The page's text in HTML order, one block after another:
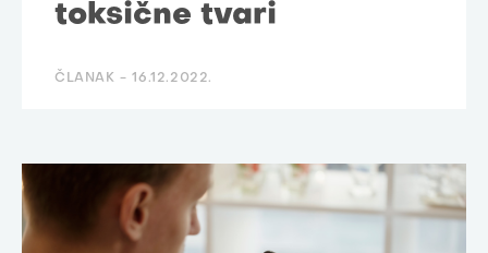
toksične tvari
ČLANAK -16.12.2022.